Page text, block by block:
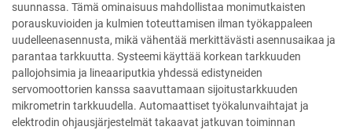
suunnassa. Tämä ominaisuus mahdollistaa monimutkaisten
porauskuvioiden ja kulmien toteuttamisen ilman työkappaleen
uudelleenasennusta, mikä vähentää merkittävästi asennusaikaa ja
parantaa tarkkuutta. Systeemi käyttää korkean tarkkuuden
pallojohsimia ja lineaariputkia yhdessä edistyneiden
servomoottorien kanssa saavuttamaan sijoitustarkkuuden
mikrometrin tarkkuudella. Automaattiset työkalunvaihtajat ja
elektrodin ohjausjärjestelmät takaavat jatkuvan toiminnan